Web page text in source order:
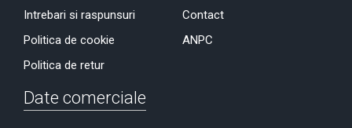
Intrebari si raspunsuri
Politica de cookie
Politica de retur
Contact
ANPC
Date comerciale